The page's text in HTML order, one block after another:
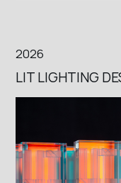
LIT LIGHTING
2026